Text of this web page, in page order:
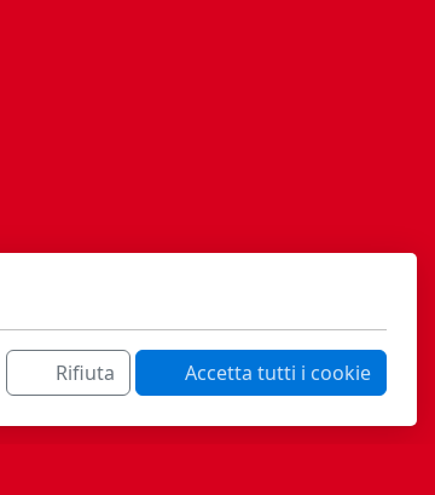
Rifiuta Accetta tutti i cookie